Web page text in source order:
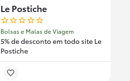
Le Postiche
Bolsas e Malas de Viagem
5% de desconto em todo site Le
Postiche